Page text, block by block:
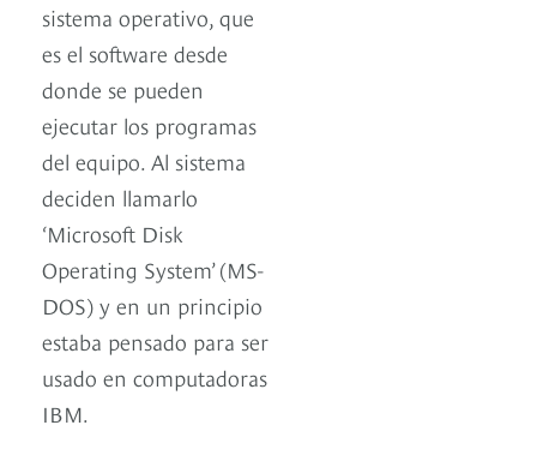
sistema operativo, que
es el software desde
donde se pueden
ejecutar los programas
del equipo. Al sistema
deciden llamarlo
‘Microsoft Disk
Operating System’ (MS-
DOS) y en un principio
estaba pensado para ser
usado en computadoras
IBM.